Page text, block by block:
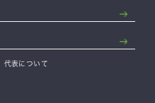
代表について